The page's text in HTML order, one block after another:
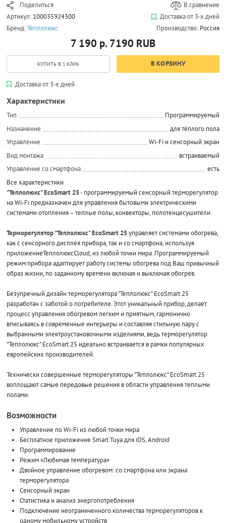
Поделиться
В сравнение
Артикул: 100035924300
Доставка от 3-х дней
Бренд:Теплолюкс Производство: Россия
7 190 р. 7190 RUB
КУПИТЬ В 1 КЛИК В КОРЗИНУ
Доставка от 3-х дней
Характеристики
Тип
Программируемый
Назначение
для тёплого пола
Управление
Wi-Fi и сенсорный экран
Вид монтажа
встраиваемый
Управление со смартфона
есть
Все характеристики
"Теплолюкс" EcoSmart 25- программируемый сенсорный терморегулятор
на Wi-Fi предназначен для управления бытовыми электрическими
системами отопления – теплые полы, конвекторы, полотенцесушители.
Терморегулятор "Теплолюкс" EcoSmart 25управляет системами обогрева,
как с сенсорного дисплея прибора, так и со смартфона, используя
приложениеТеплолюксCloud, из любой точки мира. Программируемый
режим прибора адаптирует работу системы обогрева под Ваш привычный
образ жизни, по заданному времени включая и выключая обогрев.
Безупречный дизайн терморегулятора "Теплолюкс" EcoSmart 25
разработан с заботой о потребителе. Этот уникальный прибор, делает
процесс управления обогревом легким и приятным, гармонично
вписываясь в современные интерьеры и составляя стильную пару с
выбранными электроустановочными изделиями, ведь терморегулятор
"Теплолюкс" EcoSmart 25 идеально встраивается в рамки популярных
европейских производителей.
Технически совершенные терморегуляторы "Теплолюкс" EcoSmart 25
воплощают самые передовые решения в области управления теплыми
полами.
Возможности
Управление по Wi-Fi из любой точки мира
Бесплатное приложение Smart Tuya для iOS, Android
Программирование
Режим «Любимая температура»
Двойное управление обогревом: со смартфона или экрана
терморегулятора
Сенсорный экран
Статистика и анализ энергопотребления
Подключение неограниченного количества терморегуляторов к
одному мобильному устройств